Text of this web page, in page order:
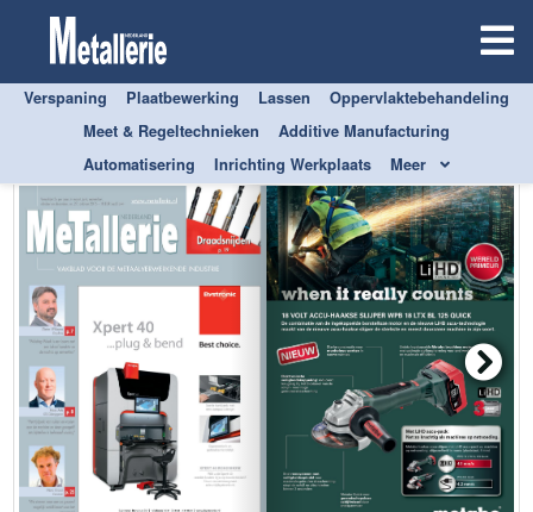
Verspaning Plaatbewerking Lassen
Oppervlaktebehandeling
Meet & Regeltechnieken
Additive Manufacturing
Automatisering
Inrichting Werkplaats Meer